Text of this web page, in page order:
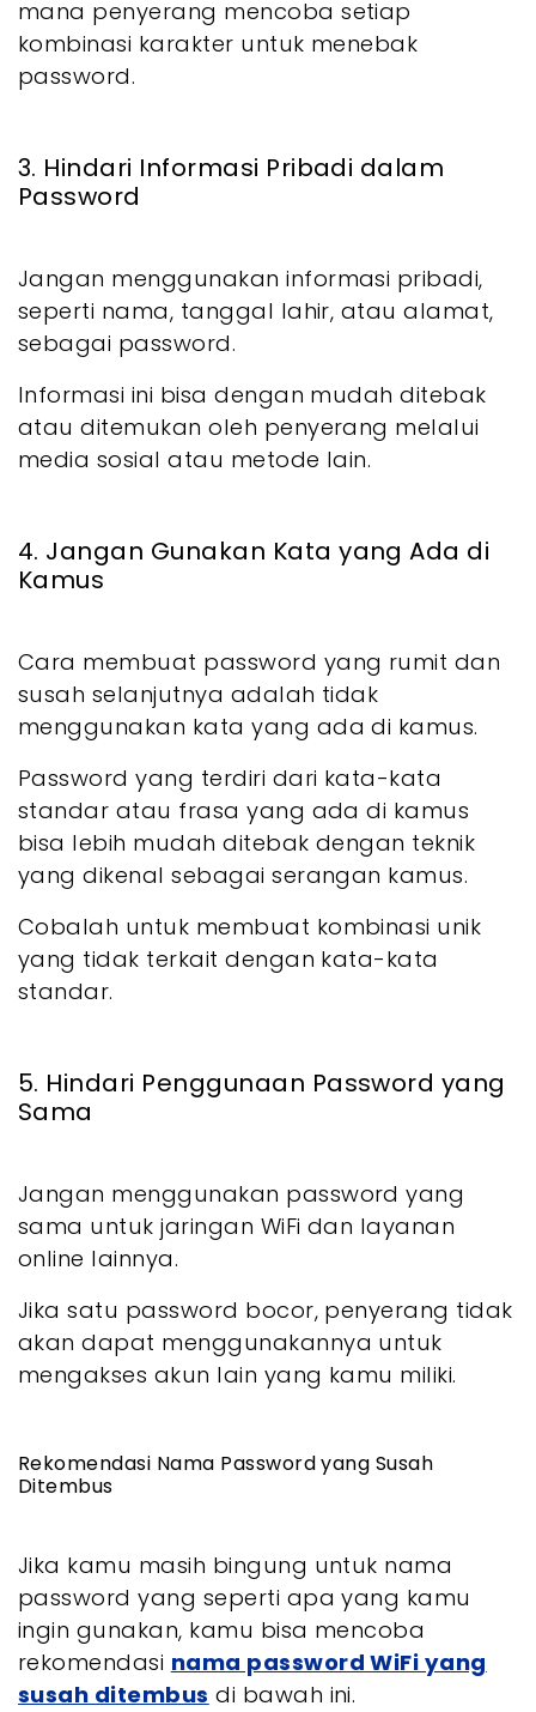
mana penyerang mencoba setiap
kombinasi karakter untuk menebak
password.
3. Hindari Informasi Pribadi dalam
Password
Jangan menggunakan informasi pribadi,
seperti nama, tanggal lahir, atau alamat,
sebagai password.
Informasi ini bisa dengan mudah ditebak
atau ditemukan oleh penyerang melalui
media sosial atau metode lain.
4. Jangan Gunakan Kata yang Ada di
Kamus
Cara membuat password yang rumit dan
susah selanjutnya adalah tidak
menggunakan kata yang ada di kamus.
Password yang terdiri dari kata-kata
standar atau frasa yang ada di kamus
bisa lebih mudah ditebak dengan teknik
yang dikenal sebagai serangan kamus.
Cobalah untuk membuat kombinasi unik
yang tidak terkait dengan kata-kata
standar.
5. Hindari Penggunaan Password yang
Sama
Jangan menggunakan password yang
sama untuk jaringan WiFi dan layanan
online lainnya.
Jika satu password bocor, penyerang tidak
akan dapat menggunakannya untuk
mengakses akun lain yang kamu miliki.
Rekomendasi Nama Password yang Susah
Ditembus
Jika kamu masih bingung untuk nama
password yang seperti apa yang kamu
ingin gunakan, kamu bisa mencoba
rekomendasi nama password WiFi yang
susah ditembus di bawah ini.